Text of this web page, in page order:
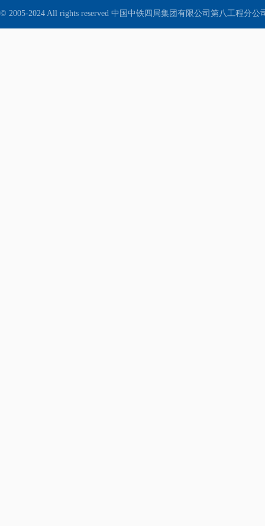
© 2005-2024 All rights reserved 中国中铁四局集团有限公司第八工程分